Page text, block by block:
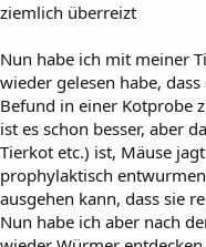
ziemlich überreizt
Nun habe ich mit meiner
wieder gelesen habe,
Befund in einer Kotprobe
ist es schon besser, aber
Tierkot etc.) ist, Mäuse
prophylaktisch
ausgehen kann, dass sie
Nun habe ich aber nach